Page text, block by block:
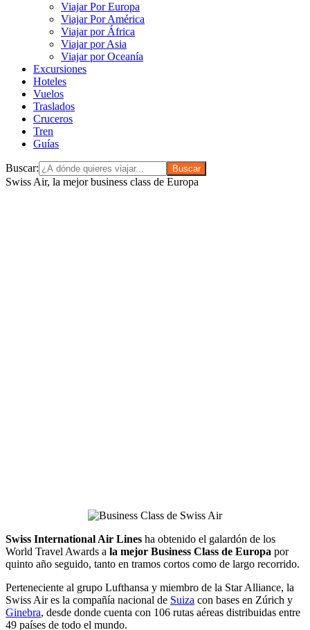
Viajar Por Europa
Viajar Por América
Viajar por África
Viajar por Asia
Viajar por Oceanía
Excursiones
Hoteles
Vuelos
Traslados
Cruceros
Tren
Guías
Buscar:
Swiss Air, la mejor business class de Europa
Swiss International Air Lines ha obtenido el galardón de los
World Travel Awards a la mejor Business Class de Europa por
quinto año seguido, tanto en tramos cortos como de largo recorrido.
Perteneciente al grupo Lufthansa y miembro de la Star Alliance, la
Swiss Air es la compañía nacional de Suiza con bases en Zúrich y
Ginebra, desde donde cuenta con 106 rutas aéreas distribuidas entre
49 países de todo el mundo.